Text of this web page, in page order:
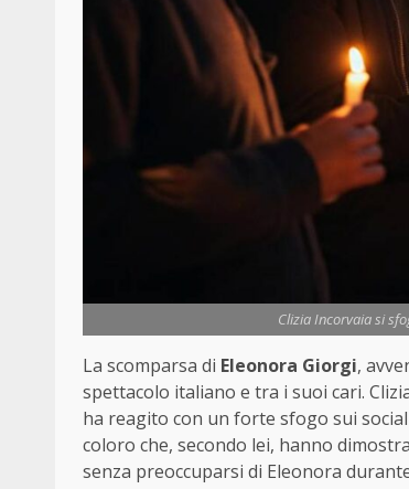
Clizia Incorvaia si
La scomparsa di Eleonora Giorgi,
spettacolo italiano e tra i suoi cari.
ha reagito con un forte sfogo sui
coloro che, secondo lei, hanno
senza preoccuparsi di Eleonora